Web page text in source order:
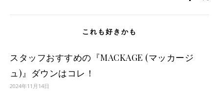
これも好きかも
スタッフおすすめの『MACKAGE (マッカージ
ュ)』ダウンはコレ！
2024年11月14日